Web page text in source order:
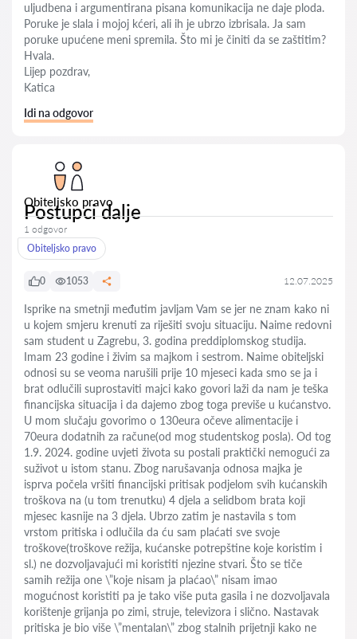
uljudbena i argumentirana pisana komunikacija ne daje ploda.
Poruke je slala i mojoj kćeri, ali ih je ubrzo izbrisala. Ja sam
poruke upućene meni spremila. Što mi je činiti da se zaštitim?
Hvala.
Lijep pozdrav,
Katica
Idi na odgovor
Obiteljsko pravo
Postupci dalje
1 odgovor
Obiteljsko pravo
0 1053 12.07.2025
Isprike na smetnji međutim javljam Vam se jer ne znam kako ni
u kojem smjeru krenuti za riješiti svoju situaciju. Naime redovni
sam student u Zagrebu, 3. godina preddiplomskog studija.
Imam 23 godine i živim sa majkom i sestrom. Naime obiteljski
odnosi su se veoma narušili prije 10 mjeseci kada smo se ja i
brat odlučili suprostaviti majci kako govori laži da nam je teška
financijska situacija i da dajemo zbog toga previše u kućanstvo.
U mom slučaju govorimo o 130eura očeve alimentacije i
70eura dodatnih za račune(od mog studentskog posla). Od tog
1.9. 2024. godine uvjeti života su postali praktički nemogući za
suživot u istom stanu. Zbog narušavanja odnosa majka je
isprva počela vršiti financijski pritisak podjelom svih kućanskih
troškova na (u tom trenutku) 4 djela a selidbom brata koji
mjesec kasnije na 3 djela. Ubrzo zatim je nastavila s tom
vrstom pritiska i odlučila da ću sam plaćati sve svoje
troškove(troškove režija, kućanske potrepštine koje koristim i
sl.) ne dozvoljavajući mi koristiti njezine stvari. Što se tiče
samih režija one \”koje nisam ja plaćao\” nisam imao
mogućnost koristiti pa je tako više puta gasila i ne dozvoljavala
korištenje grijanja po zimi, struje, televizora i slično. Nastavak
pritiska je bio više \”mentalan\” zbog stalnih prijetnji kako ne